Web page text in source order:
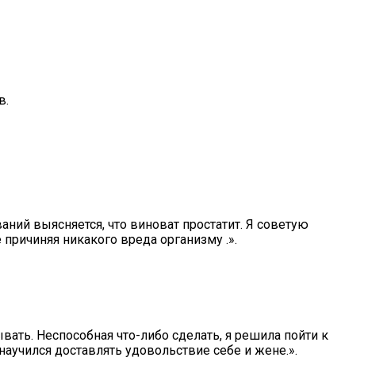
выясняется, что виноват простатит. Я советую
никакого вреда организму .».
Неспособная что-либо сделать, я решила пойти к
доставлять удовольствие себе и жене.».